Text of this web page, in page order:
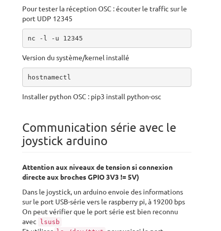
Pour tester la réception OSC : écouter le traffic sur le
port UDP 12345
nc -l -u 12345
Version du système/kernel installé
hostnamectl
Installer python OSC : pip3 install python-osc
Communication série avec le
joystick arduino
Attention aux niveaux de tension si connexion
directe aux broches GPIO 3V3 != 5V)
Dans le joystick, un arduino envoie des informations
sur le port USB-série vers le raspberry pi, à 19200 bps
On peut vérifier que le port série est bien reconnu
avec
lsusb